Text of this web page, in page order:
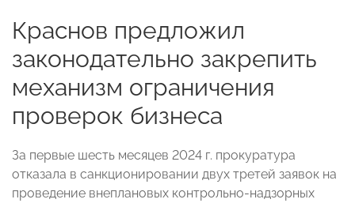
Краснов предложил
законодательно закрепить
механизм ограничения
проверок бизнеса
За первые шесть месяцев 2024 г. прокуратура
отказала в санкционировании двух третей заявок на
проведение внеплановых контрольно-надзорных